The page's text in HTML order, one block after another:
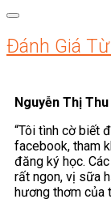
Đánh Giá
Nguyễn Thị
“Tôi tình cờ biết
facebook, tham
đăng ký học.
rất ngon, vị sữa
hương thơm của